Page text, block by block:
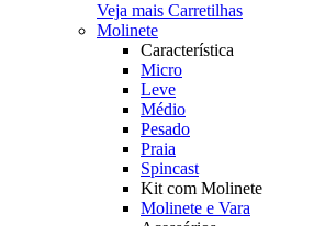
Veja mais Carretilhas
Molinete
Característica
Micro
Leve
Médio
Pesado
Praia
Spincast
Kit com Molinete
Molinete e Vara